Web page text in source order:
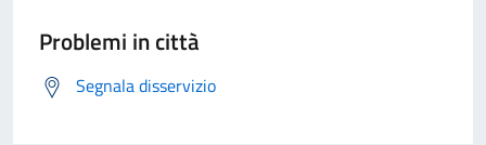
Problemi in città
Segnala disservizio